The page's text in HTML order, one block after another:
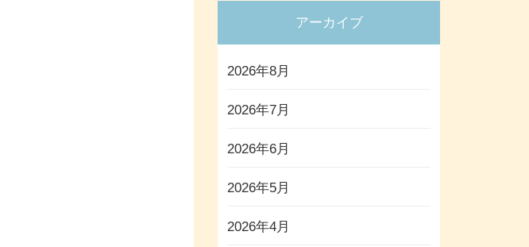
アーカイブ
2026年8月
2026年7月
2026年6月
2026年5月
2026年4月